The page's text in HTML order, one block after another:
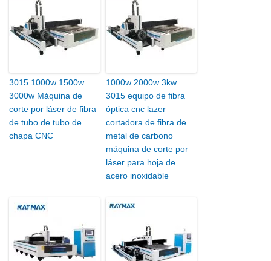
3015 1000w 1500w
3000w Máquina de
corte por láser de fibra
de tubo de tubo de
chapa CNC
1000w 2000w 3kw
3015 equipo de fibra
óptica cnc lazer
cortadora de fibra de
metal de carbono
máquina de corte por
láser para hoja de
acero inoxidable